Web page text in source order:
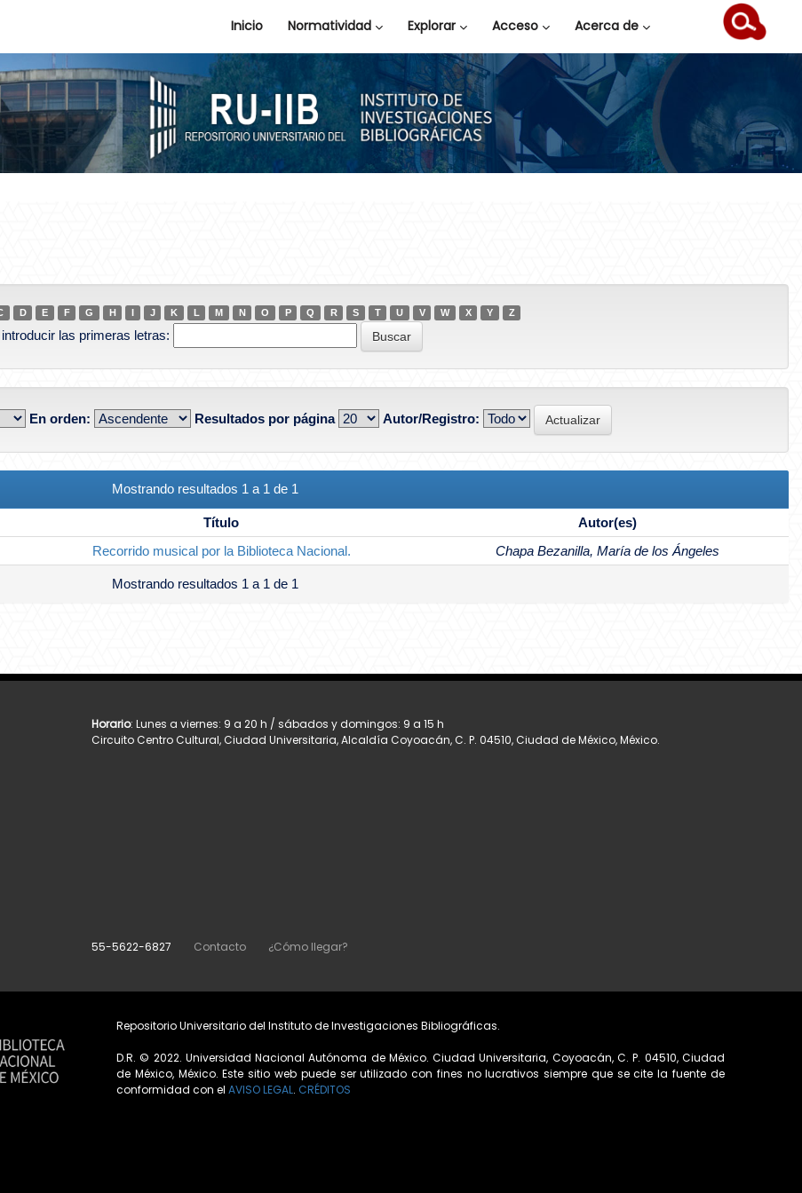
Inicio Normatividad Explorar Acceso Acerca de
D E F G H I J K L M N O P Q R S T U V W X Y Z
las primeras letras:
En orden: Resultados por página Autor/Registro:
Mostrando resultados 1 a 1 de 1
Título
Autor(es)
Recorrido musical por la Biblioteca Nacional. Chapa Bezanilla, María de los Ángeles
Mostrando resultados 1 a 1 de 1
Horario: Lunes a viernes: 9 a 20 h / sábados y domingos: 9 a 15 h
Circuito Centro Cultural, Ciudad Universitaria, Alcaldía Coyoacán, C. P. 04510, Ciudad de México, México.
55-5622-6827 Contacto ¿Cómo llegar?
Repositorio Universitario del Instituto de Investigaciones Bibliográficas.
D.R. © 2022. Universidad Nacional Autónoma de México. Ciudad Universitaria, Coyoacán, C. P. 04510, Ciudad
de México, México. Este sitio web puede ser utilizado con fines no lucrativos siempre que se cite la fuente de
conformidad con elAVISO LEGAL. CRÉDITOS